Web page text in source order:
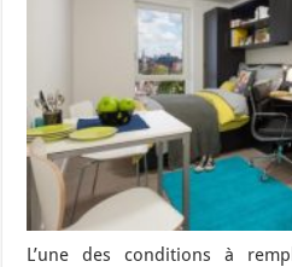
L’une des conditions à